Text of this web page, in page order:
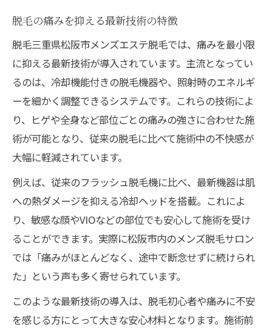
脱毛の痛みを抑える最新技術の特徴
脱毛三重県松阪市メンズエステ脱毛では、痛みを最小限
に抑える最新技術が導入されています。主流となってい
るのは、冷却機能付きの脱毛機器や、照射時のエネルギ
ーを細かく調整できるシステムです。これらの技術によ
り、ヒゲや全身など部位ごとの痛みの強さに合わせた施
術が可能となり、従来の脱毛に比べて施術中の不快感が
大幅に軽減されています。
例えば、従来のフラッシュ脱毛機に比べ、最新機器は肌
への熱ダメージを抑える冷却ヘッドを搭載。これによ
り、敏感な顔やVIOなどの部位でも安心して施術を受け
ることができます。実際に松阪市内のメンズ脱毛サロン
では「痛みがほとんどなく、途中で断念せずに続けられ
た」という声も多く寄せられています。
このような最新技術の導入は、脱毛初心者や痛みに不安
を感じる方にとって大きな安心材料となります。施術前